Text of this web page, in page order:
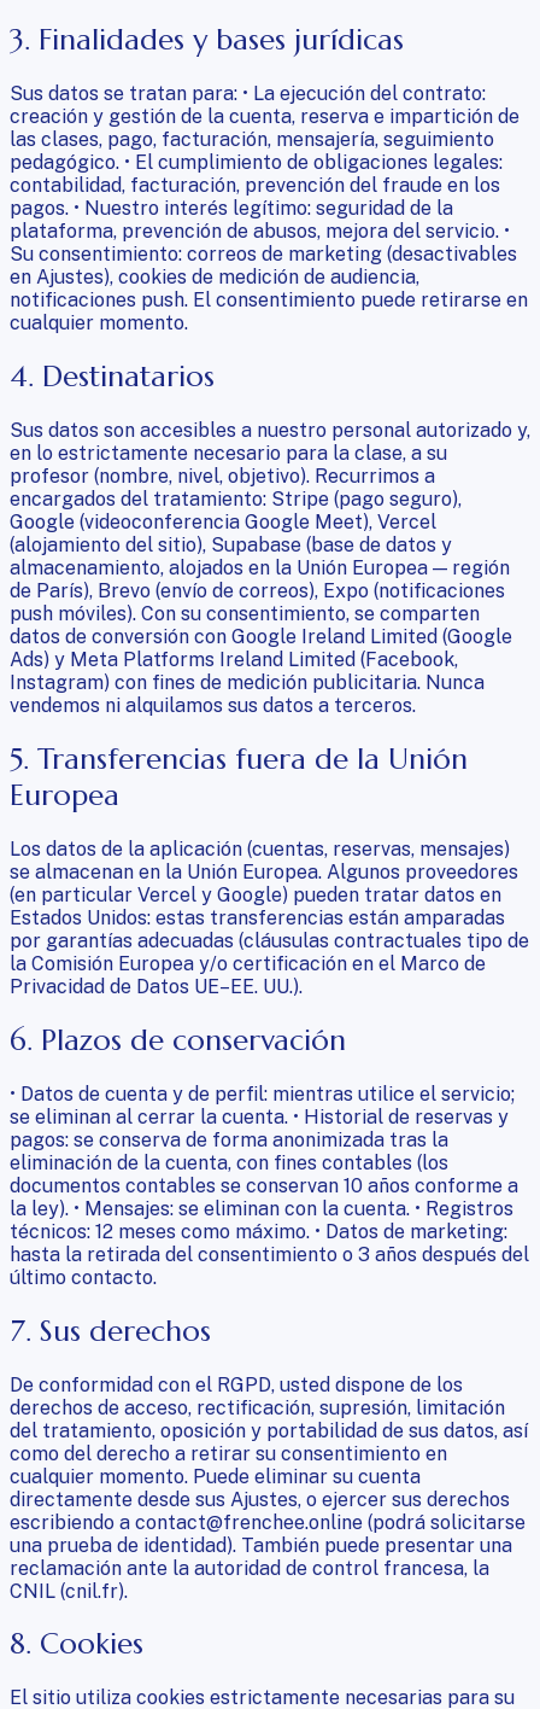
3. Finalidades y bases jurídicas
Sus datos se tratan para: • La ejecución del contrato:
creación y gestión de la cuenta, reserva e impartición de
las clases, pago, facturación, mensajería, seguimiento
pedagógico. • El cumplimiento de obligaciones legales:
contabilidad, facturación, prevención del fraude en los
pagos. • Nuestro interés legítimo: seguridad de la
plataforma, prevención de abusos, mejora del servicio. •
Su consentimiento: correos de marketing (desactivables
en Ajustes), cookies de medición de audiencia,
notificaciones push. El consentimiento puede retirarse en
cualquier momento.
4. Destinatarios
Sus datos son accesibles a nuestro personal autorizado y,
en lo estrictamente necesario para la clase, a su
profesor (nombre, nivel, objetivo). Recurrimos a
encargados del tratamiento: Stripe (pago seguro),
Google (videoconferencia Google Meet), Vercel
(alojamiento del sitio), Supabase (base de datos y
almacenamiento, alojados en la Unión Europea — región
de París), Brevo (envío de correos), Expo (notificaciones
push móviles). Con su consentimiento, se comparten
datos de conversión con Google Ireland Limited (Google
Ads) y Meta Platforms Ireland Limited (Facebook,
Instagram) con fines de medición publicitaria. Nunca
vendemos ni alquilamos sus datos a terceros.
5. Transferencias fuera de la Unión
Europea
Los datos de la aplicación (cuentas, reservas, mensajes)
se almacenan en la Unión Europea. Algunos proveedores
(en particular Vercel y Google) pueden tratar datos en
Estados Unidos: estas transferencias están amparadas
por garantías adecuadas (cláusulas contractuales tipo de
la Comisión Europea y/o certificación en el Marco de
Privacidad de Datos UE–EE. UU.).
6. Plazos de conservación
• Datos de cuenta y de perfil: mientras utilice el servicio;
se eliminan al cerrar la cuenta. • Historial de reservas y
pagos: se conserva de forma anonimizada tras la
eliminación de la cuenta, con fines contables (los
documentos contables se conservan 10 años conforme a
la ley). • Mensajes: se eliminan con la cuenta. • Registros
técnicos: 12 meses como máximo. • Datos de marketing:
hasta la retirada del consentimiento o 3 años después del
último contacto.
7. Sus derechos
De conformidad con el RGPD, usted dispone de los
derechos de acceso, rectificación, supresión, limitación
del tratamiento, oposición y portabilidad de sus datos, así
como del derecho a retirar su consentimiento en
cualquier momento. Puede eliminar su cuenta
directamente desde sus Ajustes, o ejercer sus derechos
escribiendo a contact@frenchee.online (podrá solicitarse
una prueba de identidad). También puede presentar una
reclamación ante la autoridad de control francesa, la
CNIL (cnil.fr).
8. Cookies
El sitio utiliza cookies estrictamente necesarias para su